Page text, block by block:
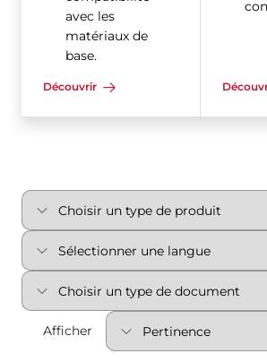
avec les
matériaux de
base.
Découvrir
Afficher